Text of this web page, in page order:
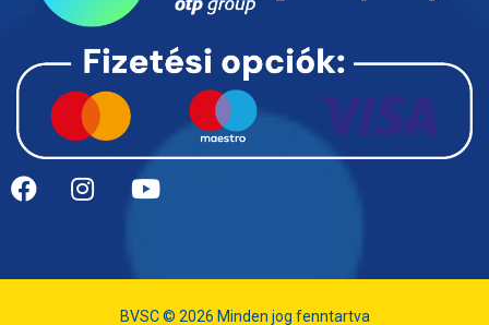
BVSC © 2026 Minden jog fenntartva